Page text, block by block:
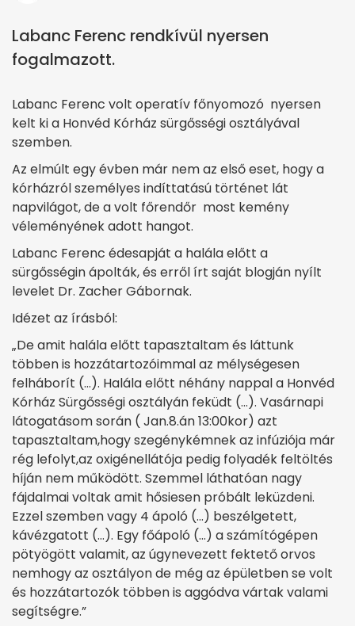
Labanc Ferenc rendkívül nyersen
fogalmazott.
Labanc Ferenc volt operatív főnyomozó nyersen
kelt ki a Honvéd Kórház sürgősségi osztályával
szemben.
Az elmúlt egy évben már nem az első eset, hogy a
kórházról személyes indíttatású történet lát
napvilágot, de a volt főrendőr most kemény
véleményének adott hangot.
Labanc Ferenc édesapját a halála előtt a
sürgősségin ápolták, és erről írt saját blogján nyílt
levelet Dr. Zacher Gábornak.
Idézet az írásból:
„De amit halála előtt tapasztaltam és láttunk
többen is hozzátartozóimmal az mélységesen
felháborít (…). Halála előtt néhány nappal a Honvéd
Kórház Sürgősségi osztályán feküdt (…). Vasárnapi
látogatásom során ( Jan.8.án 13:00kor) azt
tapasztaltam,hogy szegénykémnek az infúziója már
rég lefolyt,az oxigénellátója pedig folyadék feltöltés
híján nem működött. Szemmel láthatóan nagy
fájdalmai voltak amit hősiesen próbált leküzdeni.
Ezzel szemben vagy 4 ápoló (…) beszélgetett,
kávézgatott (…). Egy főápoló (…) a számítógépen
pötyögött valamit, az úgynevezett fektető orvos
nemhogy az osztályon de még az épületben se volt
és hozzátartozók többen is aggódva vártak valami
segítségre.”